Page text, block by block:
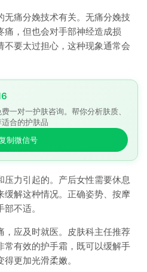
无痛分娩技术有关。无痛分娩技
痛，但也会对手部神经造成损
不要太过担心，这种现象通常会
一对一护肤咨询。帮你分析肤质、
合的护肤品
制微信号
压力引起的。产后女性需要休息
缓解这种情况。正确姿势、按摩
不适。
，应及时就医。皮肤科主任推荐
常有效的护手霜，既可以缓解手
更加光滑柔嫩。